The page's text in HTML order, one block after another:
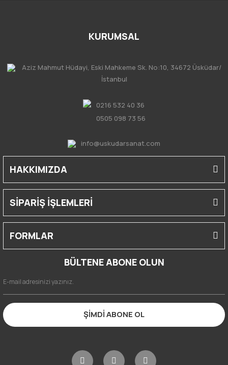
KURUMSAL
Aziz Mahmut Hüdayi, Eski Mahkeme Sk. No:10, 34672 Üsküdar/
İstanbul
0216 532 40 36
0505 098 73 56
info@uskudarsanat.com
HAKKIMIZDA
SİPARİŞ İŞLEMLERİ
FORMLAR
BÜLTENE ABONE OLUN
ŞİMDİ ABONE OL